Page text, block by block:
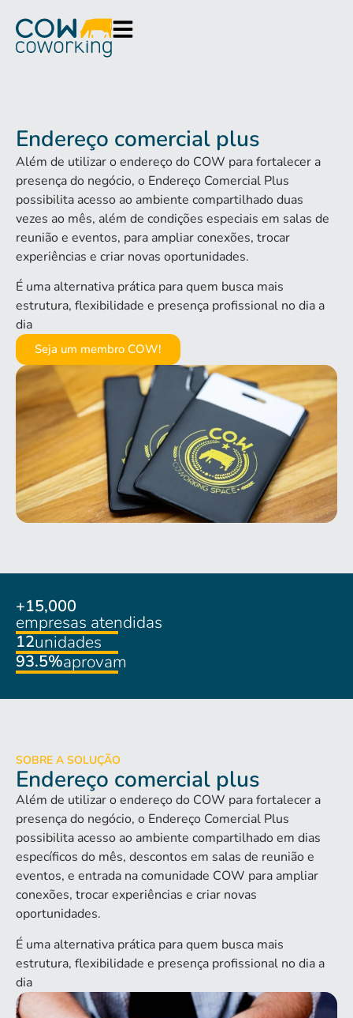
Endereço comercial plus
Além de utilizar o endereço do COW para fortalecer a
presença do negócio, o Endereço Comercial Plus
possibilita acesso ao ambiente compartilhado duas
vezes ao mês, além de condições especiais em salas de
reunião e eventos, para ampliar conexões, trocar
experiências e criar novas oportunidades.
É uma alternativa prática para quem busca mais
estrutura, flexibilidade e presença profissional no dia a
dia
Seja um membro COW!
+15,000
empresas atendidas
12unidades
93.5%aprovam
SOBRE A SOLUÇÃO
Endereço comercial plus
Além de utilizar o endereço do COW para fortalecer a
presença do negócio, o Endereço Comercial Plus
possibilita acesso ao ambiente compartilhado em dias
específicos do mês, descontos em salas de reunião e
eventos, e entrada na comunidade COW para ampliar
conexões, trocar experiências e criar novas
oportunidades.
É uma alternativa prática para quem busca mais
estrutura, flexibilidade e presença profissional no dia a
dia